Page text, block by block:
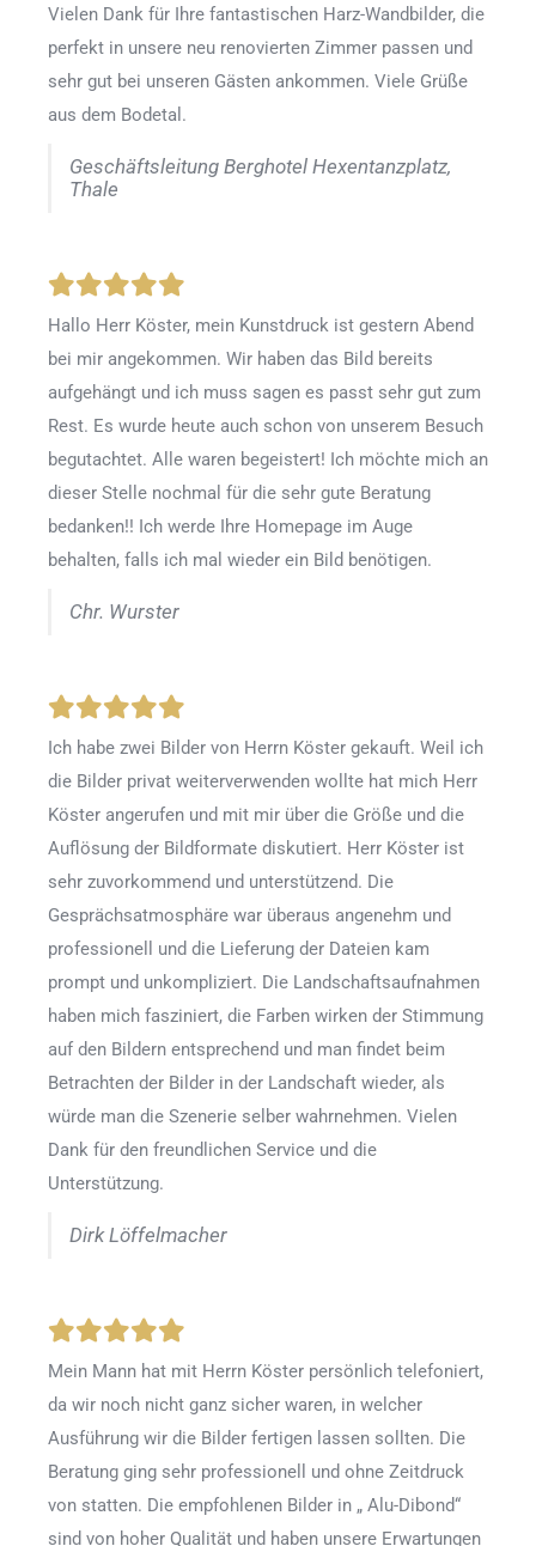
Vielen Dank für Ihre fantastischen Harz-Wandbilder, die
perfekt in unsere neu renovierten Zimmer passen und
sehr gut bei unseren Gästen ankommen. Viele Grüße
aus dem Bodetal.
Geschäftsleitung Berghotel Hexentanzplatz,
Thale
Hallo Herr Köster, mein Kunstdruck ist gestern Abend
bei mir angekommen. Wir haben das Bild bereits
aufgehängt und ich muss sagen es passt sehr gut zum
Rest. Es wurde heute auch schon von unserem Besuch
begutachtet. Alle waren begeistert! Ich möchte mich an
dieser Stelle nochmal für die sehr gute Beratung
bedanken!! Ich werde Ihre Homepage im Auge
behalten, falls ich mal wieder ein Bild benötigen.
Chr. Wurster
Ich habe zwei Bilder von Herrn Köster gekauft. Weil ich
die Bilder privat weiterverwenden wollte hat mich Herr
Köster angerufen und mit mir über die Größe und die
Auflösung der Bildformate diskutiert. Herr Köster ist
sehr zuvorkommend und unterstützend. Die
Gesprächsatmosphäre war überaus angenehm und
professionell und die Lieferung der Dateien kam
prompt und unkompliziert. Die Landschaftsaufnahmen
haben mich fasziniert, die Farben wirken der Stimmung
auf den Bildern entsprechend und man findet beim
Betrachten der Bilder in der Landschaft wieder, als
würde man die Szenerie selber wahrnehmen. Vielen
Dank für den freundlichen Service und die
Unterstützung.
Dirk Löffelmacher
Mein Mann hat mit Herrn Köster persönlich telefoniert,
da wir noch nicht ganz sicher waren, in welcher
Ausführung wir die Bilder fertigen lassen sollten. Die
Beratung ging sehr professionell und ohne Zeitdruck
von statten. Die empfohlenen Bilder in „ Alu-Dibond“
sind von hoher Qualität und haben unsere Erwartungen